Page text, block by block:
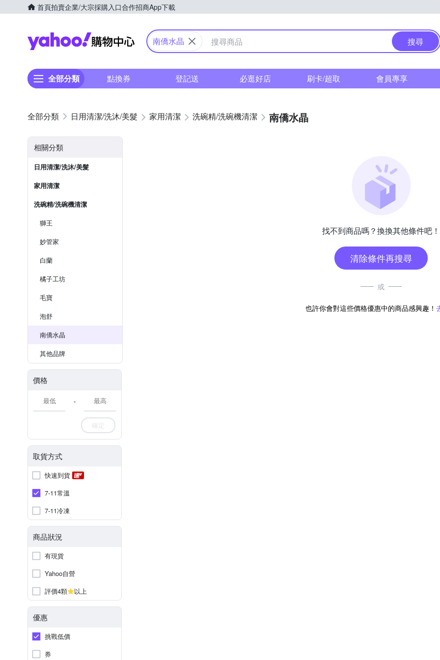
首頁拍賣企業/大宗採購入口合作招商App下載
Yahoo購物中心
南僑水晶 搜尋
全部分類 點換券 登記送 必逛好店 刷卡/超取 會員專享
日用清潔/洗沐/美髮 家用清潔 洗碗精/洗碗機清潔 南僑水晶
相關分類
日用清潔/洗沐/美髮
家用清潔
洗碗精/洗碗機清潔
獅王
妙管家
白蘭
橘子工坊
毛寶
泡舒
南僑水晶
其他品牌
價格
-
確定
取貨方式
快速到貨
7-11常溫
7-11冷凍
商品狀況
有現貨
Yahoo自營
評價4顆
以上
優惠
挑戰低價
券
找不到商品嗎？換換其他條件吧！
清除條件再搜尋
或
也許你會對這些價格優惠中的商品感興趣！